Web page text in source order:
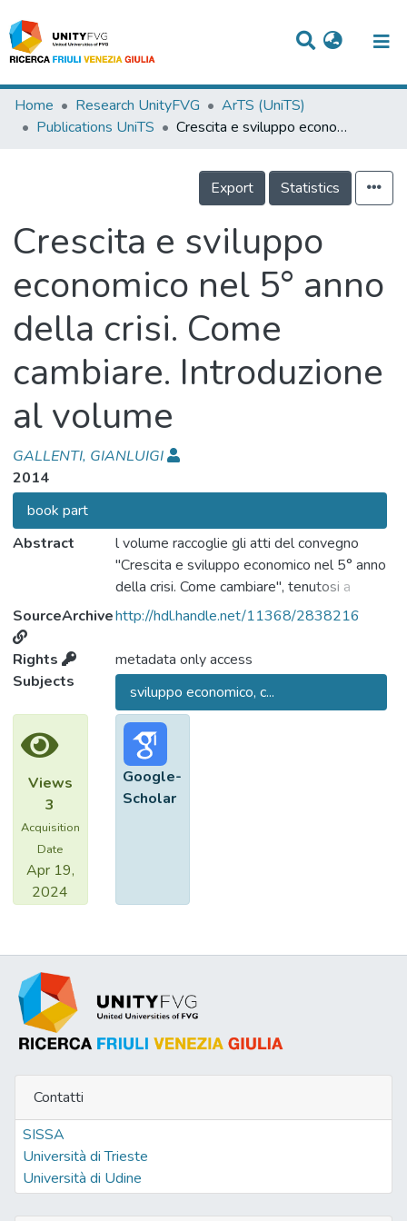
Titles
Events
Projects
People
Home Research UnityFVG
ArTS (UniTS)
Publications UniTS
Crescita e sviluppo economico nel 5° anno della crisi. Come cambiare. Introduzione al volume
Export Statistics
Crescita e sviluppo
economico nel 5° anno
della crisi. Come
cambiare. Introduzione
al volume
GALLENTI, GIANLUIGI
2014
book part
Abstract
l volume raccoglie gli atti del convegno
"Crescita e sviluppo economico nel 5° anno
della crisi. Come cambiare", tenutosi a
Trieste il 6 e 7 giugno 2013 dalla
ha affrontato una serie di questioni
fondamentali di tipo socio-economico
connesse alla crisi economica in atto, molte
delle quali di carattere strutturale.
SourceArchivehttp://hdl.handle.net/11368/2838216
Rights
metadata only access
Subjects
sviluppo economico, c...
Views
3
Acquisition
Date
Apr 19,
2024
Google-
Scholar
Contatti
SISSA
Università di Trieste
Università di Udine